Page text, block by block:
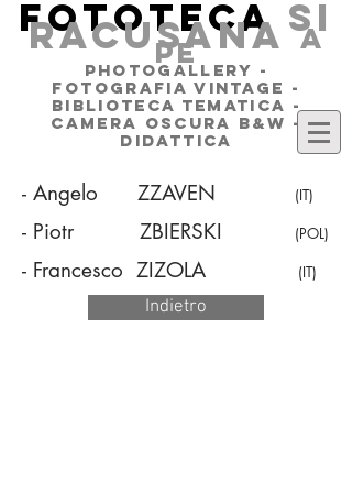
FOTOTECA SI
RACUSANAa
pe
PHOTOGALLERY -
FOTOGRAFIA VINTAGE -
BIBLIOTECA TEMATICA -
CAMERA OSCURA B&W -
DIDATTICA
- Angelo ZZAVEN (IT)
- Piotr ZBIERSKI (POL)
- Francesco ZIZOLA (IT)
Indietro